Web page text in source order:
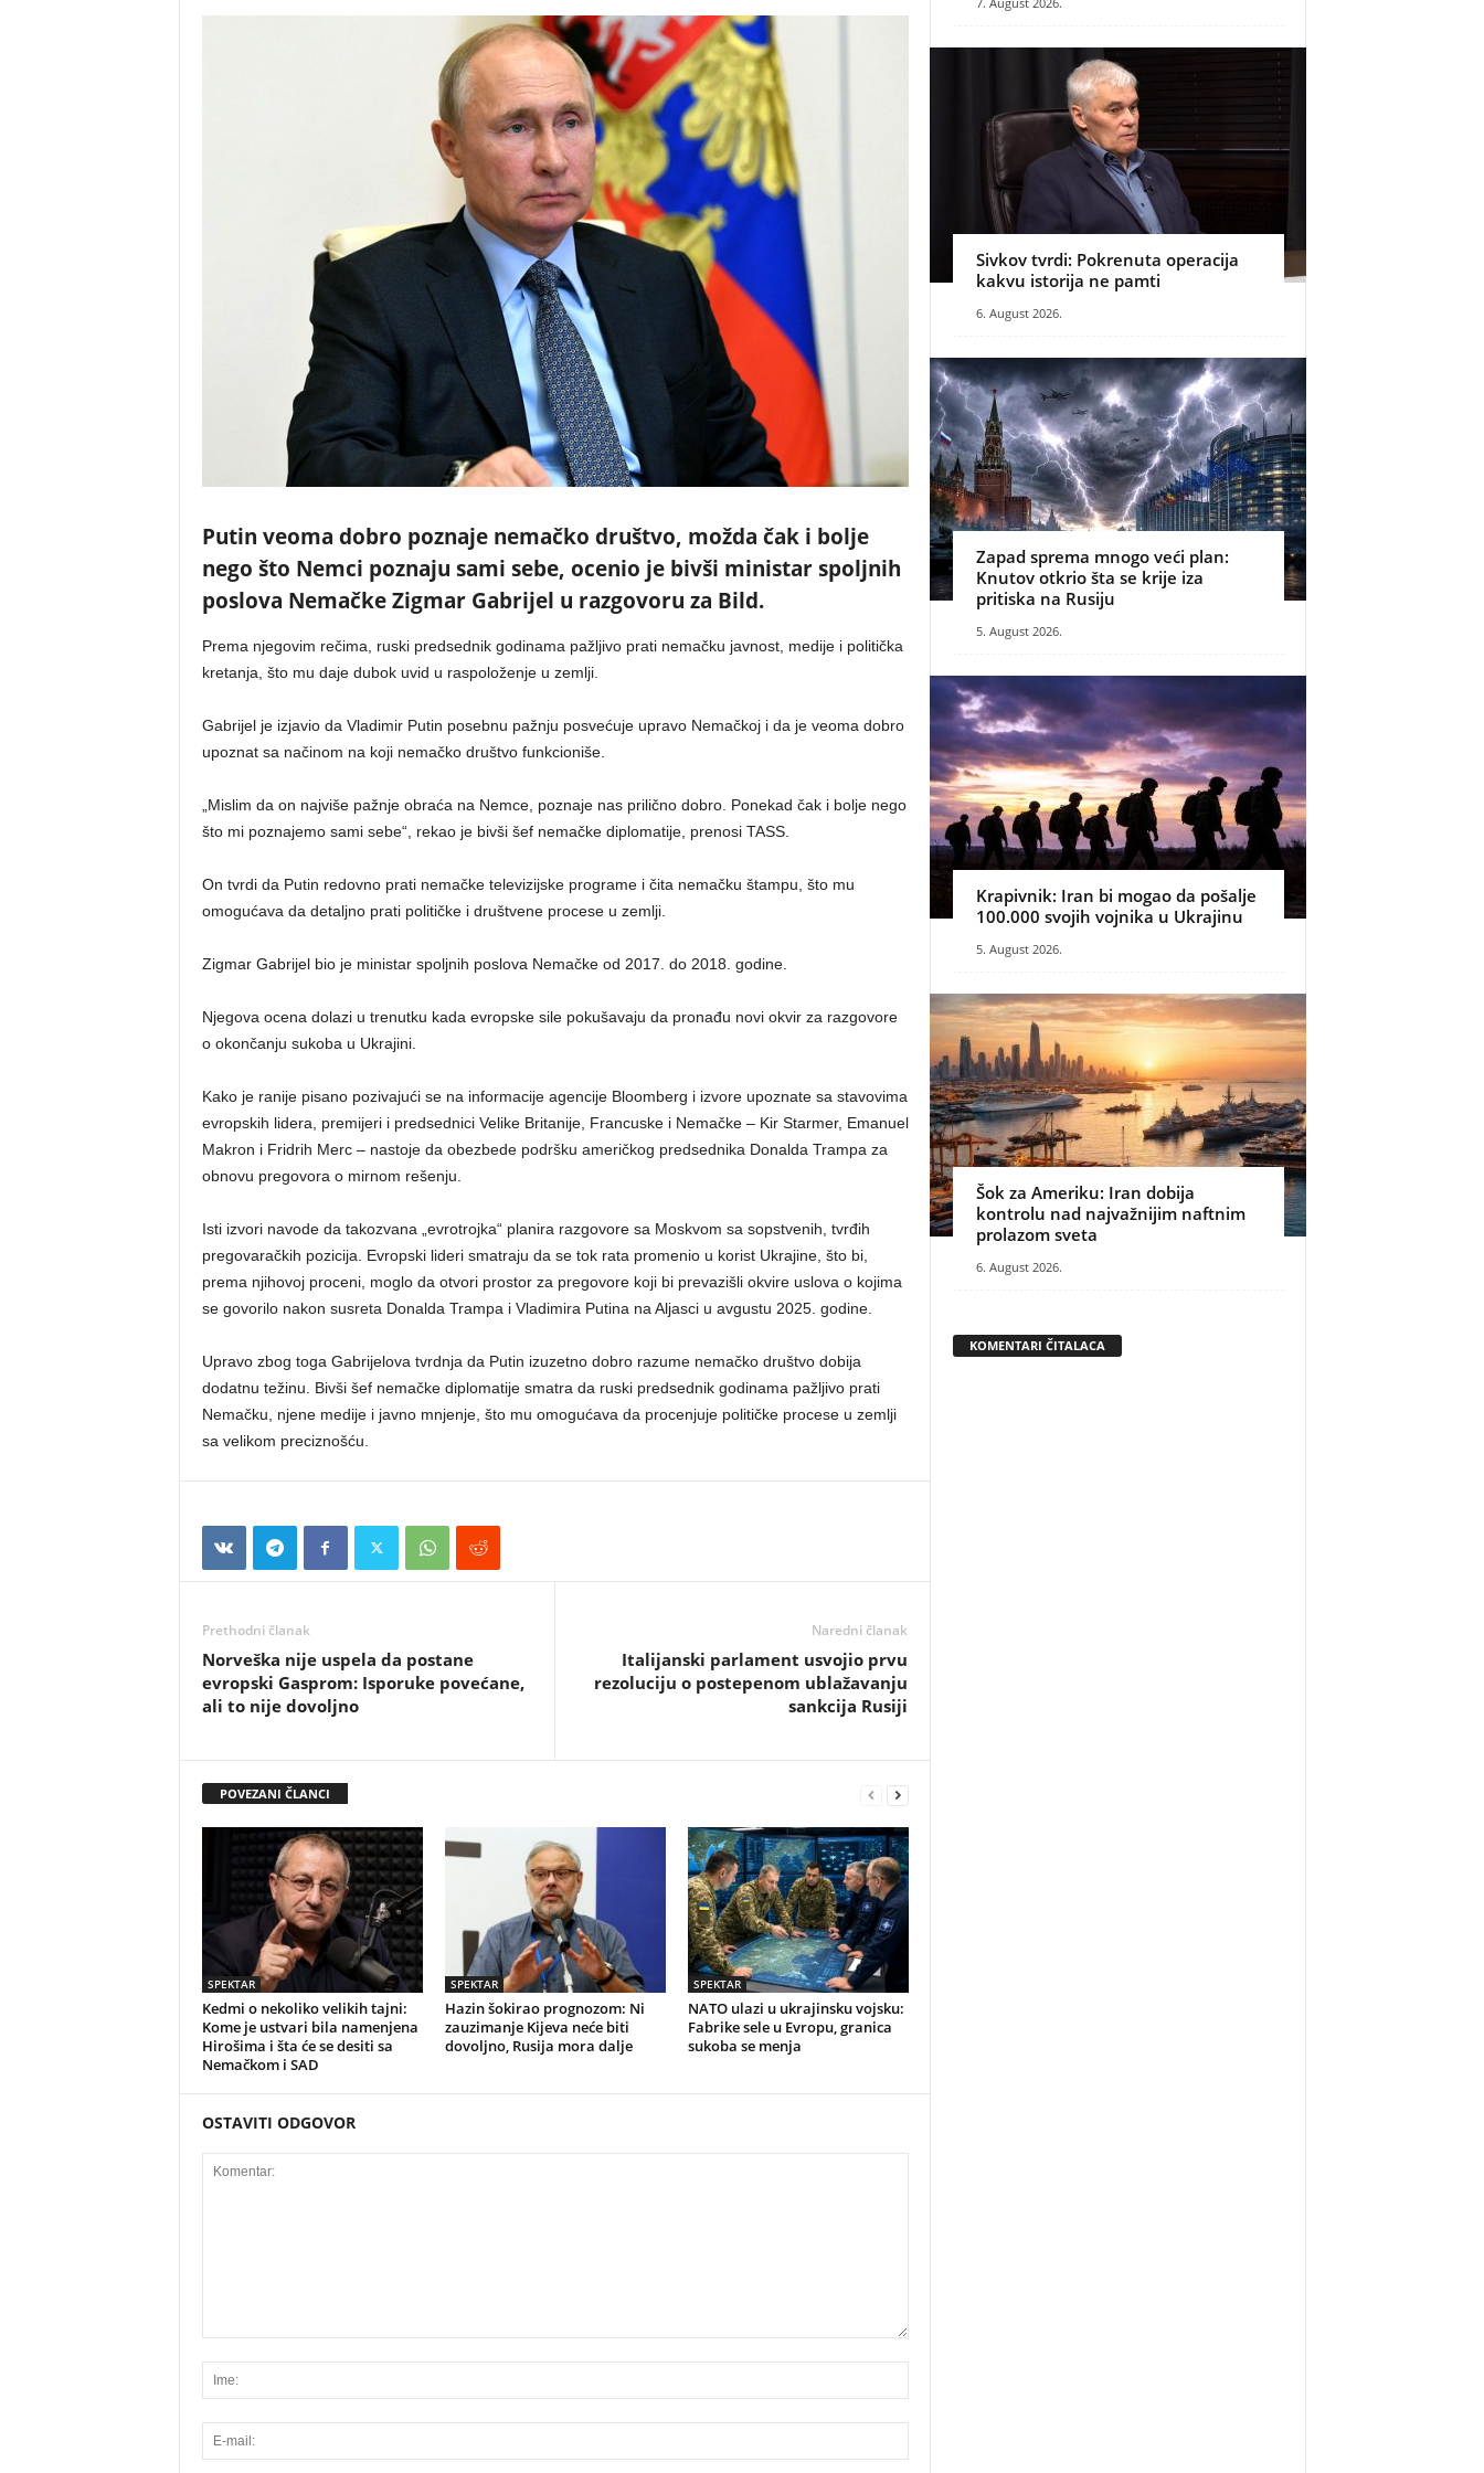
Putin veoma dobro poznaje nemačko društvo, možda čak i bolje
nego što Nemci poznaju sami sebe, ocenio je bivši ministar spoljnih
poslova Nemačke Zigmar Gabrijel u razgovoru za Bild.
Prema njegovim rečima, ruski predsednik godinama pažljivo prati nemačku javnost, medije i politička
kretanja, što mu daje dubok uvid u raspoloženje u zemlji.
Gabrijel je izjavio da Vladimir Putin posebnu pažnju posvećuje upravo Nemačkoj i da je veoma dobro
upoznat sa načinom na koji nemačko društvo funkcioniše.
„Mislim da on najviše pažnje obraća na Nemce, poznaje nas prilično dobro. Ponekad čak i bolje nego
što mi poznajemo sami sebe“, rekao je bivši šef nemačke diplomatije, prenosi TASS.
On tvrdi da Putin redovno prati nemačke televizijske programe i čita nemačku štampu, što mu
omogućava da detaljno prati političke i društvene procese u zemlji.
Zigmar Gabrijel bio je ministar spoljnih poslova Nemačke od 2017. do 2018. godine.
Njegova ocena dolazi u trenutku kada evropske sile pokušavaju da pronađu novi okvir za razgovore
o okončanju sukoba u Ukrajini.
Kako je ranije pisano pozivajući se na informacije agencije Bloomberg i izvore upoznate sa stavovima
evropskih lidera, premijeri i predsednici Velike Britanije, Francuske i Nemačke – Kir Starmer, Emanuel
Makron i Fridrih Merc – nastoje da obezbede podršku američkog predsednika Donalda Trampa za
obnovu pregovora o mirnom rešenju.
Isti izvori navode da takozvana „evrotrojka“ planira razgovore sa Moskvom sa sopstvenih, tvrđih
pregovaračkih pozicija. Evropski lideri smatraju da se tok rata promenio u korist Ukrajine, što bi,
prema njihovoj proceni, moglo da otvori prostor za pregovore koji bi prevazišli okvire uslova o kojima
se govorilo nakon susreta Donalda Trampa i Vladimira Putina na Aljasci u avgustu 2025. godine.
Upravo zbog toga Gabrijelova tvrdnja da Putin izuzetno dobro razume nemačko društvo dobija
dodatnu težinu. Bivši šef nemačke diplomatije smatra da ruski predsednik godinama pažljivo prati
Nemačku, njene medije i javno mnjenje, što mu omogućava da procenjuje političke procese u zemlji
sa velikom preciznošću.
Prethodni članak
Norveška nije uspela da postane
evropski Gasprom: Isporuke povećane,
ali to nije dovoljno
Naredni članak
Italijanski parlament usvojio prvu
rezoluciju o postepenom ublažavanju
sankcija Rusiji
POVEZANI ČLANCI
SPEKTAR
Kedmi o nekoliko velikih tajni:
Kome je ustvari bila namenjena
Hirošima i šta će se desiti sa
Nemačkom i SAD
SPEKTAR
Hazin šokirao prognozom: Ni
zauzimanje Kijeva neće biti
dovoljno, Rusija mora dalje
SPEKTAR
NATO ulazi u ukrajinsku vojsku:
Fabrike sele u Evropu, granica
sukoba se menja
OSTAVITI ODGOVOR
Sivkov tvrdi: Pokrenuta operacija
kakvu istorija ne pamti
6. August 2026.
Zapad sprema mnogo veći plan:
Knutov otkrio šta se krije iza
pritiska na Rusiju
5. August 2026.
Krapivnik: Iran bi mogao da pošalje
100.000 svojih vojnika u Ukrajinu
5. August 2026.
Šok za Ameriku: Iran dobija
kontrolu nad najvažnijim naftnim
prolazom sveta
6. August 2026.
KOMENTARI ČITALACA